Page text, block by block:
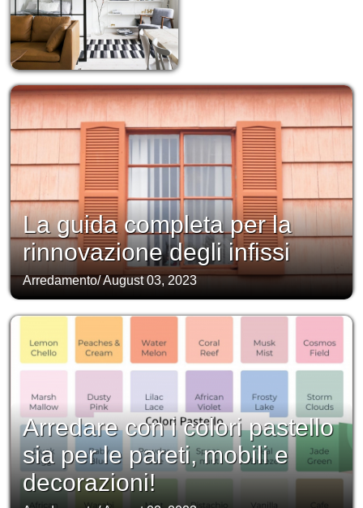
La guida completa per la
rinnovazione degli infissi
Arredamento/August 03, 2023
Arredare con i colori pastello
sia per le pareti, mobili e
decorazioni!